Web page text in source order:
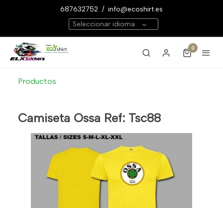
687632752 / info@ecoshirt.es
Seleccionar idioma
0
Productos
Camiseta Ossa Ref: Tsc88